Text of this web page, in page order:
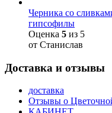
Черника со
гипсофилы
Оценка 5 из 5
от Станислав
Доставка и отзывы
доставка
Отзывы о